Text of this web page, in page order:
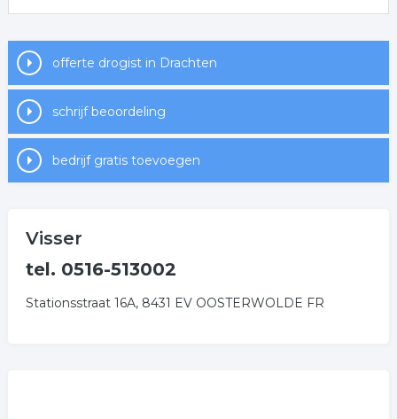
offerte drogist in Drachten
schrijf beoordeling
bedrijf gratis toevoegen
Visser
tel. 0516-513002
Stationsstraat 16A, 8431 EV OOSTERWOLDE FR